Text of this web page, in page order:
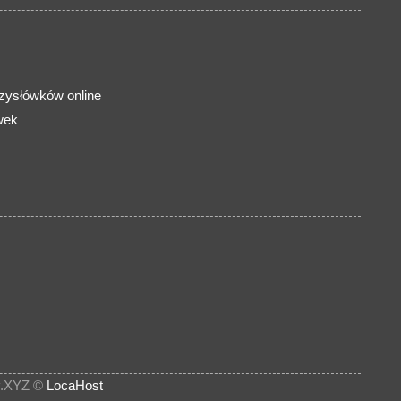
online
.XYZ © LocaHost